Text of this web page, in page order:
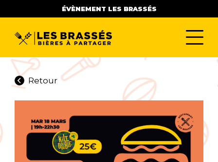
ÉVÈNEMENT LES BRASSÉS
Retour